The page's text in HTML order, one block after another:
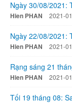
Ngày 30/08/2021:
Hien PHAN 2021-
Ngày 22/08/2021:
Hien PHAN 2021-
Rạng sáng 21
Hien PHAN 2021-
Tối 19 tháng 08: